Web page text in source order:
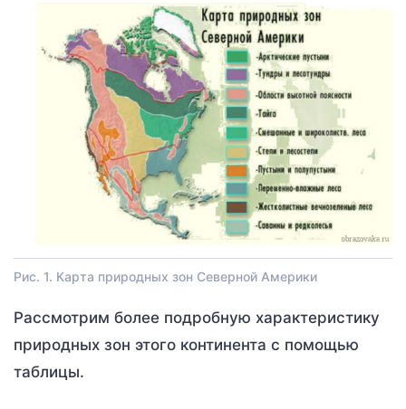
Рис. 1. Карта природных зон Северной Америки
Рассмотрим более подробную характеристику
природных зон этого континента с помощью
таблицы.